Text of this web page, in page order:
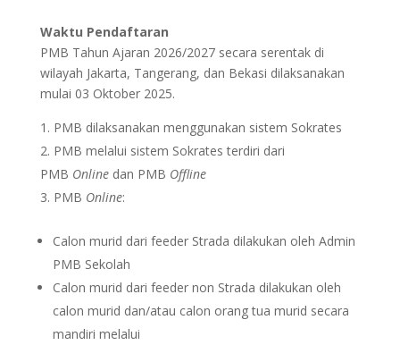
Waktu Pendaftaran
PMB Tahun Ajaran 2026/2027 secara serentak di
wilayah Jakarta, Tangerang, dan Bekasi dilaksanakan
mulai 03 Oktober 2025.
PMB dilaksanakan menggunakan sistem Sokrates
PMB melalui sistem Sokrates terdiri dari
PMB Onlinedan PMB Offline
PMB Online:
Calon murid dari feeder Strada dilakukan oleh Admin
PMB Sekolah
Calon murid dari feeder non Strada dilakukan oleh
calon murid dan/atau calon orang tua murid secara
mandiri melalui